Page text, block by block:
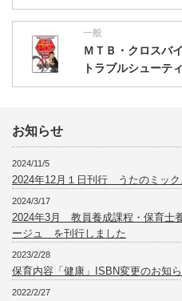
一般
ＭＴＢ・クロスバ
トラブルシューテ
お知らせ
2024/11/5
2024年12月１日刊行 うたのミッ
2024/3/17
2024年3月 教員養成課程・保育士
ージュ を刊行しました
2023/2/28
保育内容「健康」ISBN変更のお知
2022/2/27